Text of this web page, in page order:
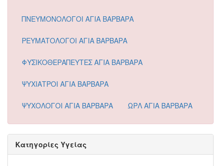
ΠΝΕΥΜΟΝΟΛΟΓΟΙ ΑΓΙΑ ΒΑΡΒΑΡΑ
ΡΕΥΜΑΤΟΛΟΓΟΙ ΑΓΙΑ ΒΑΡΒΑΡΑ
ΦΥΣΙΚΟΘΕΡΑΠΕΥΤΕΣ ΑΓΙΑ ΒΑΡΒΑΡΑ
ΨΥΧΙΑΤΡΟΙ ΑΓΙΑ ΒΑΡΒΑΡΑ
ΨΥΧΟΛΟΓΟΙ ΑΓΙΑ ΒΑΡΒΑΡΑ ΩΡΛ ΑΓΙΑ ΒΑΡΒΑΡΑ
Κατηγορίες Υγείας